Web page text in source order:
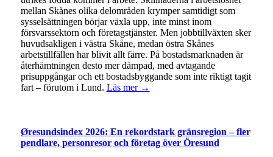
mellan Skånes olika delområden krymper samtidigt som
sysselsättningen börjar växla upp, inte minst inom
försvarssektorn och företagstjänster. Men jobbtillväxten sker
huvudsakligen i västra Skåne, medan östra Skånes
arbetstillfällen har blivit allt färre. På bostadsmarknaden är
återhämtningen desto mer dämpad, med avtagande
prisuppgångar och ett bostadsbyggande som inte riktigt tagit
fart – förutom i Lund. Läs mer →
Øresundsindex 2026: En rekordstark gränsregion – fler
pendlare, personresor och företag över Öresund